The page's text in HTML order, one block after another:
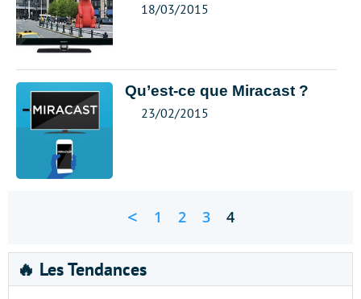
18/03/2015
Qu’est-ce que Miracast ?
23/02/2015
< 1 2 3 4
🔥 Les Tendances